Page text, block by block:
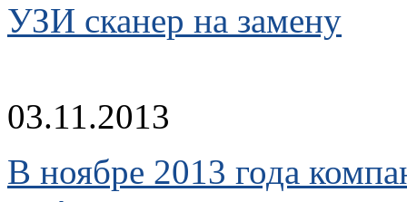
УЗИ сканер на замену
03.11.2013
В ноябре 2013 года